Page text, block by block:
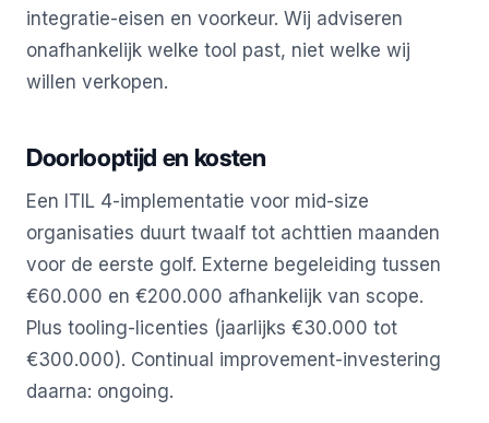
integratie-eisen en voorkeur. Wij adviseren
onafhankelijk welke tool past, niet welke wij
willen verkopen.
Doorlooptijd en kosten
Een ITIL 4-implementatie voor mid-size
organisaties duurt twaalf tot achttien maanden
voor de eerste golf. Externe begeleiding tussen
€60.000 en €200.000 afhankelijk van scope.
Plus tooling-licenties (jaarlijks €30.000 tot
€300.000). Continual improvement-investering
daarna: ongoing.